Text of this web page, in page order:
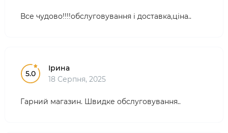
Все чудово!!!!обслуговування і доставка,ціна..
5.0
Ірина
18 Серпня, 2025
Гарний магазин. Швидке обслуговування..